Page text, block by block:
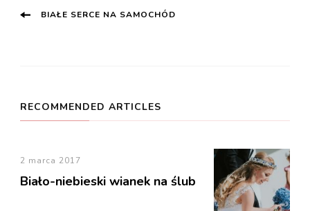
Post
BIAŁE SERCE NA SAMOCHÓD
RECOMMENDED ARTICLES
2 marca 2017
Biało-niebieski wianek na ślub